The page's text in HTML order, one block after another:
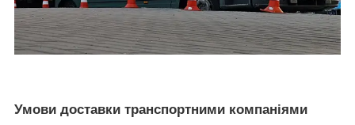
Умови доставки транспортними компаніями